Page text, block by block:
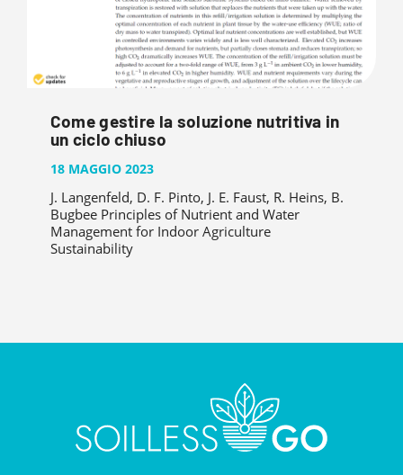
Come gestire la soluzione nutritiva in
un ciclo chiuso
18 MAGGIO 2023
J. Langenfeld, D. F. Pinto, J. E. Faust, R. Heins, B.
Bugbee Principles of Nutrient and Water
Management for Indoor Agriculture
Sustainability